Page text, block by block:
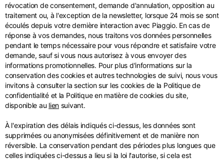
révocation de consentement, demande d'annulation, opposition au
traitement ou, à l'exception de la newsletter, lorsque 24 mois se sont
écoulés depuis votre dernière interaction avec Piaggio. En cas de
réponse à vos demandes, nous traitons vos données personnelles
pendant le temps nécessaire pour vous répondre et satisfaire votre
demande, sauf si vous nous autorisez à vous envoyer des
informations promotionnelles. Pour plus d'informations sur la
conservation des cookies et autres technologies de suivi, nous vous
invitons à consulter la section sur les cookies de la Politique de
confidentialité et la Politique en matière de cookies du site,
disponible au liensuivant.
À l'expiration des délais indiqués ci-dessus, les données sont
supprimées ou anonymisées définitivement et de manière non
réversible. La conservation pendant des périodes plus longues que
celles indiquées ci-dessus a lieu si la loi l'autorise, si cela est